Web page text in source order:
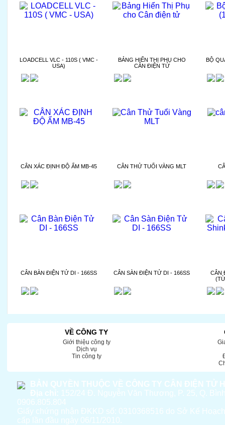
LOADCELL VLC - 110S ( VMC -
USA)
BẢNG HIỂN THỊ PHỤ CHO
CÂN ĐIỆN TỬ
BỘ
CÂN XÁC ĐỊNH ĐỘ ẨM MB-45 CÂN THỬ TUỔI VÀNG MLT
CÂN BÀN ĐIỆN TỬ DI - 166SS CÂN SÀN ĐIỆN TỬ DI - 166SS
CÂN
VỀ CÔNG TY
Giới thiệu công ty
Dịch vụ
Tin công ty
BẢN QUYỀN THUỘC VỀ CÔNG TY CÂN ĐIỆN TỬ
Địa chỉ: 152/24 Đ. Nguyễn Văn Thương, P. 25, Q.
0906.805.804
Giấy chứng nhận ĐKKD số: 0310368516 do Sở Kế
cấp lần đầu ngày 06/11/2010.